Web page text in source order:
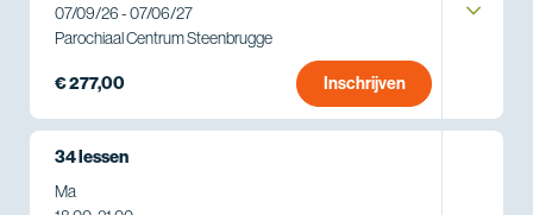
07/09/26 - 07/06/27
Parochiaal Centrum Steenbrugge
€ 277,00 Inschrijven
34 lessen
Ma